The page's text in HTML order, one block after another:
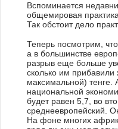
Вспоминается
общемировая
Так обстоит дело
Теперь посмотрим,
а в большинстве
разрыв еще больше
сколько им
максимальной) тенге.
национальной
будет равен 5,7, во
среднеевропейский.
На фоне многих